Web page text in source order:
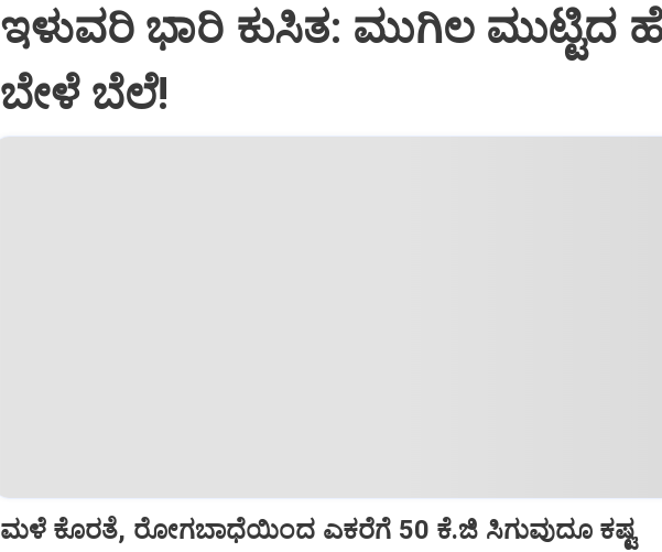
ಇಳುವರಿ ಭಾರಿ ಕುಸಿತ: ಮುಗಿಲ ಮುಟ್ಟಿದ
ಬೇಳೆ ಬೆಲೆ!
ಮಳೆ ಕೊರತೆ, ರೋಗಬಾಧೆಯಿಂದ ಎಕರೆಗೆ 50 ಕೆ.ಜಿ ಸಿಗುವುದೂ ಕಷ್ಟ